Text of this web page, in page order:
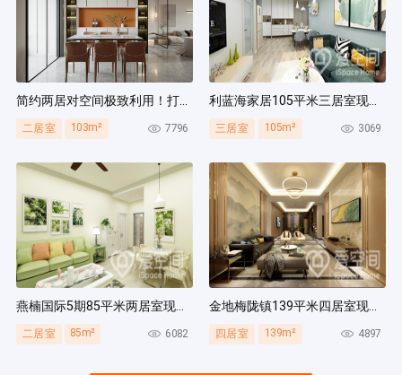
简约两居对空间极致利用！打造多组通顶柜，整齐能装！
二居室 103m² 7796
利蓝海家居105平米三居室现代简约风装修案例
三居室 105m² 3069
燕楠国际5期85平米两居室现代简约风装修案例
二居室 85m² 6082
金地梅陇镇139平米四居室现代简约风装修案例
四居室 139m² 4897